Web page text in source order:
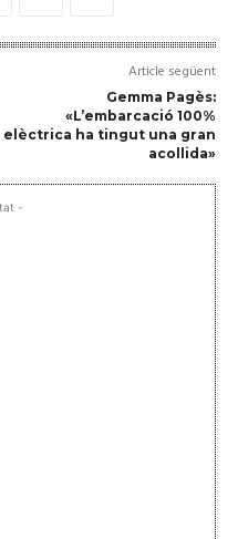
Article següent
Gemma Pagès:
«L’embarcació 100%
elèctrica ha tingut una gran
acollida»
-